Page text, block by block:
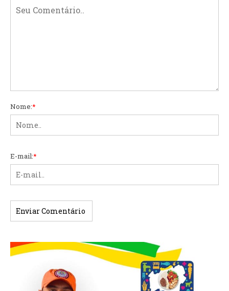
Nome:*
E-mail:*